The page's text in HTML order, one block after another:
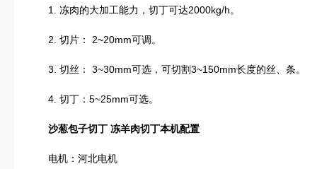
1. 冻肉的大加工能力，切丁可达2000kg/h。
2. 切片： 2~20mm可调。
3. 切丝： 3~30mm可选，可切割3~150mm长度的丝、条。
4. 切丁：5~25mm可选。
沙葱包子切丁 冻羊肉切丁本机配置
电机：河北电机